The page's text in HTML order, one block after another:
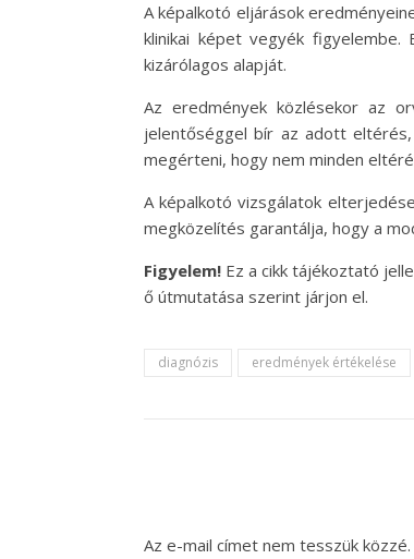
A képalkotó eljárások
klinikai képet vegyék
kizárólagos alapját.
Az eredmények közlésekor az
jelentőséggel bír az adott
megérteni, hogy nem minden
A képalkotó vizsgálatok
megközelítés garantálja, hogy a
Figyelem! Ez a cikk tájékoztató
ő útmutatása szerint járjon el.
diagnózis eredmények értékelése
Az e-mail címet nem tesszük közzé.